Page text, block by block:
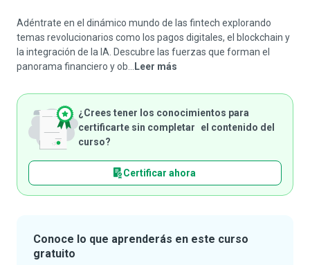
Adéntrate en el dinámico mundo de las fintech explorando
temas revolucionarios como los pagos digitales, el blockchain y
la integración de la IA. Descubre las fuerzas que forman el
panorama financiero y ob...
Leer más
¿Crees tener los conocimientos para
certificarte sin completar el contenido del
curso?
Certificar ahora
Conoce lo que aprenderás en este curso
gratuito